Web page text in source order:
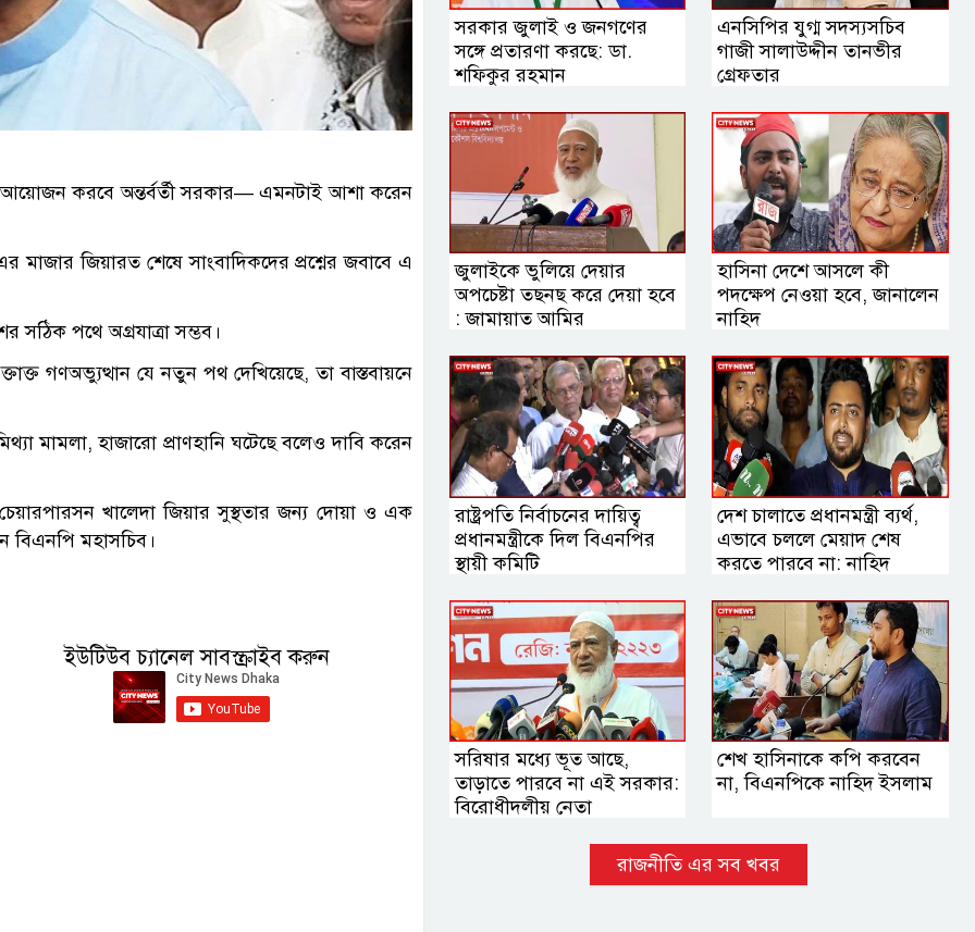
আয়োজন করবে অন্তর্বর্তী সরকার— এমনটাই আশা করেন
জিয়ারত শেষে সাংবাদিকদের প্রশ্নের জবাবে এ
সঠিক পথে অগ্রযাত্রা সম্ভব।
গণঅভ্যুত্থান যে নতুন পথ দেখিয়েছে, তা বাস্তবায়নে
মামলা, হাজারো প্রাণহানি ঘটেছে বলেও দাবি করেন
খালেদা জিয়ার সুস্থতার জন্য দোয়া ও এক
মহাসচিব।
ইউটিউব চ্যানেল সাবস্ক্রাইব করুন
সরকার জুলাই ও জনগণের
সঙ্গে প্রতারণা করছে: ডা.
শফিকুর রহমান
এনসিপির যুগ্ম সদস্যসচিব
গাজী সালাউদ্দীন তানভীর
গ্রেফতার
জুলাইকে ভুলিয়ে দেয়ার
অপচেষ্টা তছনছ করে দেয়া হবে
: জামায়াত আমির
হাসিনা দেশে আসলে কী
পদক্ষেপ নেওয়া হবে, জানালেন
নাহিদ
রাষ্ট্রপতি নির্বাচনের দায়িত্ব
প্রধানমন্ত্রীকে দিল বিএনপির
স্থায়ী কমিটি
দেশ চালাতে প্রধানমন্ত্রী ব্যর্থ,
এভাবে চললে মেয়াদ শেষ
করতে পারবে না: নাহিদ
সরিষার মধ্যে ভূত আছে,
তাড়াতে পারবে না এই সরকার:
বিরোধীদলীয় নেতা
শেখ হাসিনাকে কপি করবেন
না, বিএনপিকে নাহিদ ইসলাম
রাজনীতি এর সব খবর